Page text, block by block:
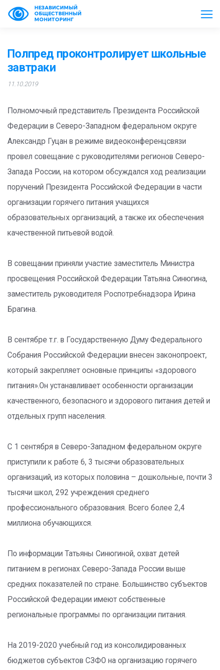
НЕЗАВИСИМЫЙ
ОБЩЕСТВЕННЫЙ
МОНИТОРИНГ
Полпред проконтролирует школьные
завтраки
11.10.2019
Полномочный представитель Президента Российской
Федерации в Северо-Западном федеральном округе
Александр Гуцан в режиме видеоконференцсвязи
провел совещание с руководителями регионов Северо-
Запада России, на котором обсуждался ход реализации
поручений Президента Российской Федерации в части
организации горячего питания учащихся
образовательных организаций, а также их обеспечения
качественной питьевой водой.
В совещании приняли участие заместитель Министра
просвещения Российской Федерации Татьяна Синюгина,
заместитель руководителя Роспотребнадзора Ирина
Брагина.
В сентябре т.г. в Государственную Думу Федерального
Собрания Российской Федерации внесен законопроект,
который закрепляет основные принципы «здорового
питания».Он устанавливает особенности организации
качественного, безопасного и здорового питания детей и
отдельных групп населения.
С 1 сентября в Северо-Западном федеральном округе
приступили к работе 6, 3 тысячи образовательных
организаций, из которых половина – дошкольные, почти 3
тысячи школ, 292 учреждения среднего
профессионального образования. Всего более 2,4
миллиона обучающихся.
По информации Татьяны Синюгиной, охват детей
питанием в регионах Северо-Запада России выше
средних показателей по стране. Большинство субъектов
Российской Федерации имеют собственные
региональные программы по организации питания.
На 2019-2020 учебный год из консолидированных
бюджетов субъектов СЗФО на организацию горячего